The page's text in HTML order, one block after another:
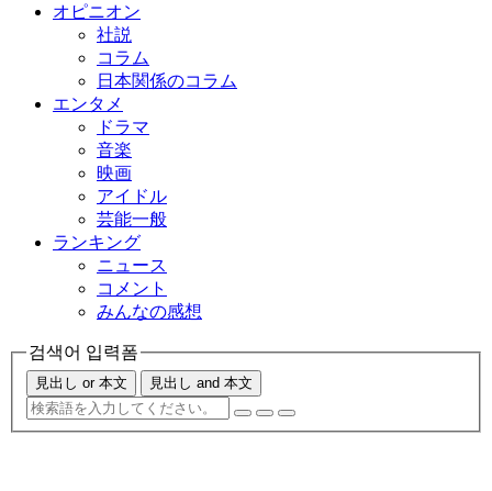
オピニオン
社説
コラム
日本関係のコラム
エンタメ
ドラマ
音楽
映画
アイドル
芸能一般
ランキング
ニュース
コメント
みんなの感想
검색어 입력폼
見出し or 本文 見出し and 本文